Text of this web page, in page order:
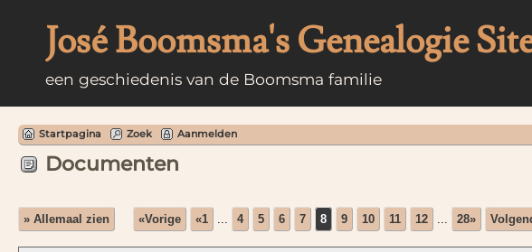
José Boomsma's Genealogie
een geschiedenis van de Boomsma familie
Startpagina Zoek Aanmelden
Documenten
» Allemaal zien «Vorige «1 ... 4 5 6 7 8 9 10 11 12 ... 28»